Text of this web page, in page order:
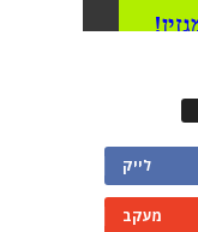
לייק
מעקב